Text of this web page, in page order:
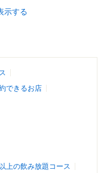
示する
できるお店
上の飲み放題コース